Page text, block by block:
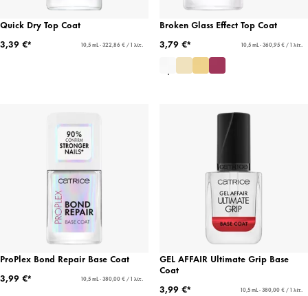
Quick Dry Top Coat
3,39 €*
10,5 mL - 322,86 € / 1 λίτ.
Broken Glass Effect Top Coat
3,79 €*
10,5 mL - 360,95 € / 1 λίτ.
ProPlex Bond Repair Base Coat
3,99 €*
10,5 mL - 380,00 € / 1 λίτ.
GEL AFFAIR Ultimate Grip Base
Coat
3,99 €*
10,5 mL - 380,00 € / 1 λίτ.